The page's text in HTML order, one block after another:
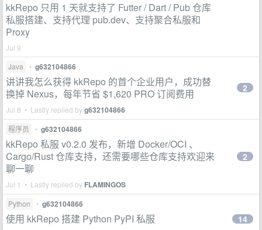
kkRepo 只用 1 天就支持了 Futter / Dart / Pub 仓库
私服搭建、支持代理 pub.dev、支持聚合私服和
Proxy
Jul 9
Java
• g632104866
讲讲我怎么获得 kkRepo 的首个企业用户，成功替
换掉 Nexus，每年节省 $1,620 PRO 订阅费用
Jul 8 • Lastly replied byg632104866
2
程序员 • g632104866
kkRepo 私服 v0.2.0 发布，新增 Docker/OCI 、
Cargo/Rust 仓库支持，还需要哪些仓库支持欢迎来
聊一聊
Jul 1 • Lastly replied by FLAMINGOS
2
Python • g632104866
使用 kkRepo 搭建 Python PyPI 私服 14